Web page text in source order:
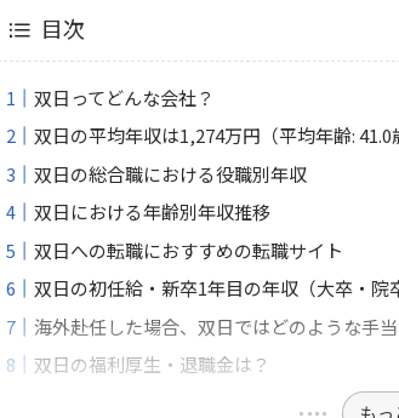
目次
双日ってどんな会社？
双日の平均年収は1,274万円（平均年齢: 41.0
双日の総合職における役職別年収
双日における年齢別年収推移
双日への転職におすすめの転職サイト
双日の初任給・新卒1年目の年収（大卒・院
海外赴任した場合、双日ではどのような手
双日の福利厚生・退職金は？
もっ